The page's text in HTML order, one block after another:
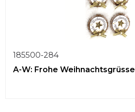
185500-284
A-W: Frohe Weihnachtsgrüsse